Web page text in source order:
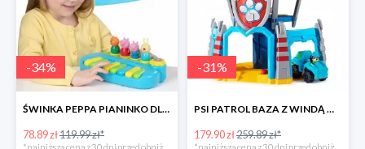
-34%
ŚWINKA PEPPA PIANINKO DLA DZIECI -34%
78.89 zł119.99 zł*
-31%
PSI PATROL BAZA Z WINDĄ WIEŻA + POJAZD AUTO REX -30%
179.90 zł259.89 zł*